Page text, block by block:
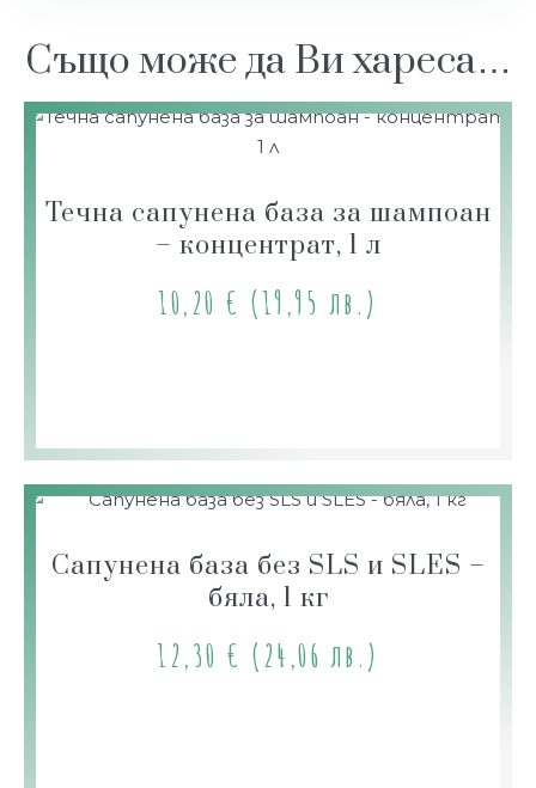
Също може да Ви хареса…
Течна сапунена база за шампоан
– концентрат, 1 л
10,20 € (19,95 лв.)
Сапунена база без SLS и SLES –
бяла, 1 кг
12,30 € (24,06 лв.)